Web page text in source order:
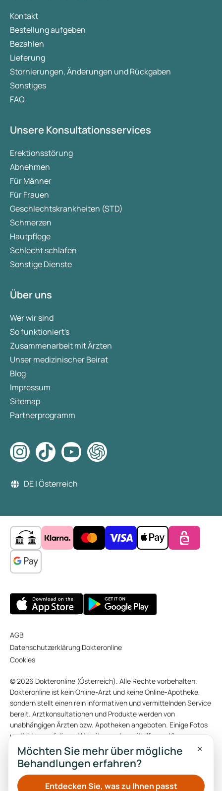
Kontakt
Bestellung aufgeben
Bezahlen
Lieferung
Stornierungen, Änderungen und Rückgaben
Sonstiges
FAQ
Unsere Konsultationsservices
Erektionsstörung
Abnehmen
Für Männer
Für Frauen
Geschlechtskrankheiten (STD)
Schmerzen
Hautpflege
Schlecht schlafen
Sonstige Dienste
Über uns
Wer wir sind
So funktioniert's
Zusammenarbeit mit Ärzten
Unser medizinischer Beirat
Blog
Impressum
Sitemap
Partnerprogramm
DE | Österreich
AGB
Datenschutzerklärung Dokteronline
Cookies
© 2026 Dokteronline (Österreich). Alle Rechte vorbehalten.
Dokteronline ist kein Online-Arzt und keine Online-Apotheke,
sondern stellt einen rein informativen und vermittelnden Service
bereit. Arztkonsultationen und Produkte werden von
unabhängigen Ärzten bzw. Apotheken angeboten. Einige Fotos
und Videos auf dieser Website wurden mithilfe von KI
(künstlicher Intelligenz) erstellt. Die Originaltexte dieser
Website wurden auf Niederländisch oder Englisch verfasst. Ein
Teil der Übersetzungen wurde automatisch generiert.
×
Möchten Sie mehr über mögliche
Behandlungen erfahren?
Entdecken Sie, was zu Ihnen passt